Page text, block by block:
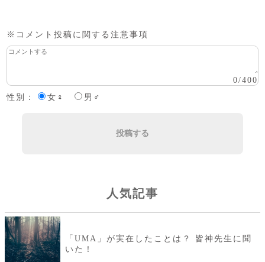
※コメント投稿に関する注意事項
0/400
性別：
女♀ 男♂
投稿する
人気記事
「UMA」が実在したことは？ 皆神先生に聞
いた！